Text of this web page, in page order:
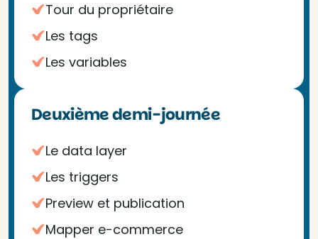
Tour du propriétaire
Les tags
Les variables
Deuxième demi-journée
Le data layer
Les triggers
Preview et publication
Mapper e-commerce